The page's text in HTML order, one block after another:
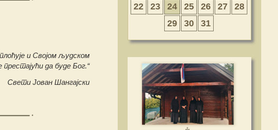
и Својом људском
да буде Бог.“
Свети Јован Шангајски
22
23 24 25 26 27
28
29
30 31